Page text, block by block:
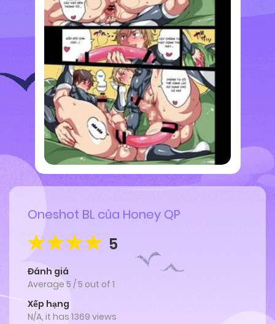
Oneshot BL của Honey QP
5
Đánh giá
Average 5 /5 out of 1
Xếp hạng
N/A, it has 1369 views